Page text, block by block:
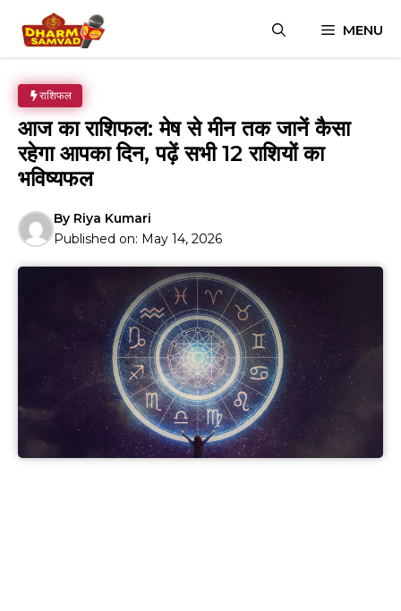
content
MENU
राशिफल
आज का राशिफल: मेष से मीन तक जानें कैसा
रहेगा आपका दिन, पढ़ें सभी 12 राशियों का
भविष्यफल
By Riya Kumari
Published on: May 14, 2026